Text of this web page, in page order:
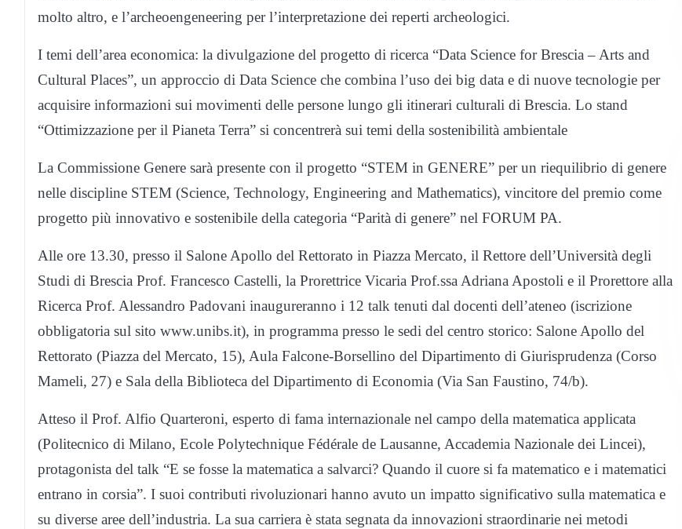
molto altro, e l’archeoengeneering per l’interpretazione dei reperti archeologici.
I temi dell’area economica: la divulgazione del progetto di ricerca “Data Science for Brescia – Arts and
Cultural Places”, un approccio di Data Science che combina l’uso dei big data e di nuove tecnologie per
acquisire informazioni sui movimenti delle persone lungo gli itinerari culturali di Brescia. Lo stand
“Ottimizzazione per il Pianeta Terra” si concentrerà sui temi della sostenibilità ambientale
La Commissione Genere sarà presente con il progetto “STEM in GENERE” per un riequilibrio di genere
nelle discipline STEM (Science, Technology, Engineering and Mathematics), vincitore del premio come
progetto più innovativo e sostenibile della categoria “Parità di genere” nel FORUM PA.
Alle ore 13.30, presso il Salone Apollo del Rettorato in Piazza Mercato, il Rettore dell’Università degli
Studi di Brescia Prof. Francesco Castelli, la Prorettrice Vicaria Prof.ssa Adriana Apostoli e il Prorettore alla
Ricerca Prof. Alessandro Padovani inaugureranno i 12 talk tenuti dal docenti dell’ateneo (iscrizione
obbligatoria sul sito www.unibs.it), in programma presso le sedi del centro storico: Salone Apollo del
Rettorato (Piazza del Mercato, 15), Aula Falcone-Borsellino del Dipartimento di Giurisprudenza (Corso
Mameli, 27) e Sala della Biblioteca del Dipartimento di Economia (Via San Faustino, 74/b).
Atteso il Prof. Alfio Quarteroni, esperto di fama internazionale nel campo della matematica applicata
(Politecnico di Milano, Ecole Polytechnique Fédérale de Lausanne, Accademia Nazionale dei Lincei),
protagonista del talk “E se fosse la matematica a salvarci? Quando il cuore si fa matematico e i matematici
entrano in corsia”. I suoi contributi rivoluzionari hanno avuto un impatto significativo sulla matematica e
su diverse aree dell’industria. La sua carriera è stata segnata da innovazioni straordinarie nei metodi